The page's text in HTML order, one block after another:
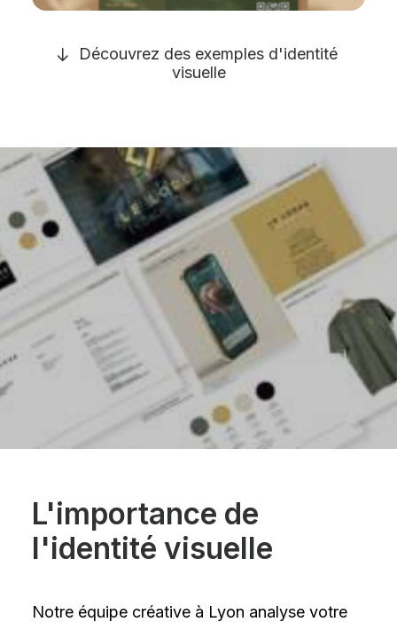
Découvrez des exemples d'identité
visuelle
L'importance de
l'identité visuelle
Notre équipe créative à Lyon analyse votre